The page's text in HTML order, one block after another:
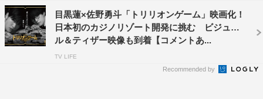
◆原作に寄せることは、チームのみんなで意識しているん
でしょうか？
そうですね。でも、ハルは襟足がすごく長いじゃないです
か。その長さもどれぐらいにするのか相談しました。襟足
目黒蓮×佐野勇斗「トリリオンゲーム」映画化！
日本初のカジノリゾート開発に挑む ビジュア
ル＆ティザー映像も到着【コメントあ...
TV LIFE
Recommended by